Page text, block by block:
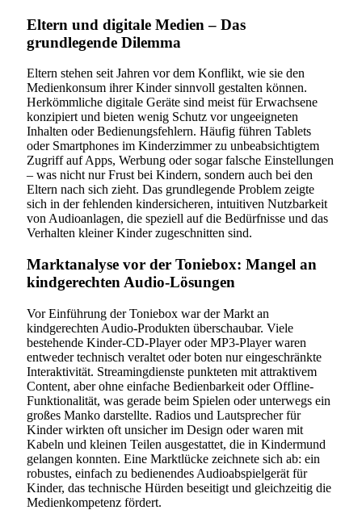
Eltern und digitale Medien – Das
grundlegende Dilemma
Eltern stehen seit Jahren vor dem Konflikt, wie sie den
Medienkonsum ihrer Kinder sinnvoll gestalten können.
Herkömmliche digitale Geräte sind meist für Erwachsene
konzipiert und bieten wenig Schutz vor ungeeigneten
Inhalten oder Bedienungsfehlern. Häufig führen Tablets
oder Smartphones im Kinderzimmer zu unbeabsichtigtem
Zugriff auf Apps, Werbung oder sogar falsche Einstellungen
– was nicht nur Frust bei Kindern, sondern auch bei den
Eltern nach sich zieht. Das grundlegende Problem zeigte
sich in der fehlenden kindersicheren, intuitiven Nutzbarkeit
von Audioanlagen, die speziell auf die Bedürfnisse und das
Verhalten kleiner Kinder zugeschnitten sind.
Marktanalyse vor der Toniebox: Mangel an
kindgerechten Audio-Lösungen
Vor Einführung der Toniebox war der Markt an
kindgerechten Audio-Produkten überschaubar. Viele
bestehende Kinder-CD-Player oder MP3-Player waren
entweder technisch veraltet oder boten nur eingeschränkte
Interaktivität. Streamingdienste punkteten mit attraktivem
Content, aber ohne einfache Bedienbarkeit oder Offline-
Funktionalität, was gerade beim Spielen oder unterwegs ein
großes Manko darstellte. Radios und Lautsprecher für
Kinder wirkten oft unsicher im Design oder waren mit
Kabeln und kleinen Teilen ausgestattet, die in Kindermund
gelangen konnten. Eine Marktlücke zeichnete sich ab: ein
robustes, einfach zu bedienendes Audioabspielgerät für
Kinder, das technische Hürden beseitigt und gleichzeitig die
Medienkompetenz fördert.